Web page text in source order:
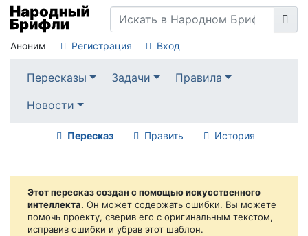
Аноним Регистрация Вход
Пересказы Задачи
Правила
Новости
Пересказ Править История
Этот пересказ создан с помощью искусственного
интеллекта. Он может содержать ошибки. Вы можете
помочь проекту, сверив его с оригинальным текстом,
исправив ошибки и убрав этот шаблон.